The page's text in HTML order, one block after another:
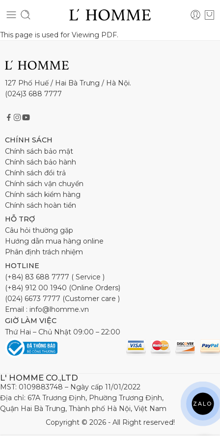
ZALO
This page is used for Viewing PDF.
127 Phố Huế / Hai Bà Trưng / Hà Nội.
(024)3 688 7777
CHÍNH SÁCH
Chính sách bảo mật
Chính sách bảo hành
Chính sách đổi trả
Chính sách vận chuyển
Chính sách kiểm hàng
Chính sách hoàn tiền
HỖ TRỢ
Câu hỏi thường gặp
Hướng dẫn mua hàng online
Phân định trách nhiệm
HOTLINE
(+84) 83 688 7777 ( Service )
(+84) 912 00 1940 (Online Orders)
(024) 6673 7777 (Customer care )
Email : info@lhomme.vn
GIỜ LÀM VIỆC
Thứ Hai – Chủ Nhật 09:00 – 22:00
L' HOMME CO.,LTD
MST: 0109883748 – Ngày cấp 11/01/2022
Địa chỉ: 67A Trương Định, Phường Trương Định,
Quận Hai Bà Trưng, Thành phố Hà Nội, Việt Nam
Copyright © 2026 - All Right reserved!